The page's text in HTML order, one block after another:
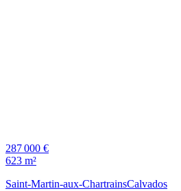
287 000 €
623 m²
Saint-Martin-aux-ChartrainsCalvados